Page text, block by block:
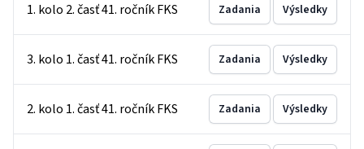
1. kolo 2. časť 41. ročník FKS Zadania Výsledky
3. kolo 1. časť 41. ročník FKS Zadania Výsledky
2. kolo 1. časť 41. ročník FKS Zadania Výsledky